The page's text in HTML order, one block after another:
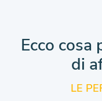
Ecco cosa
di
LE